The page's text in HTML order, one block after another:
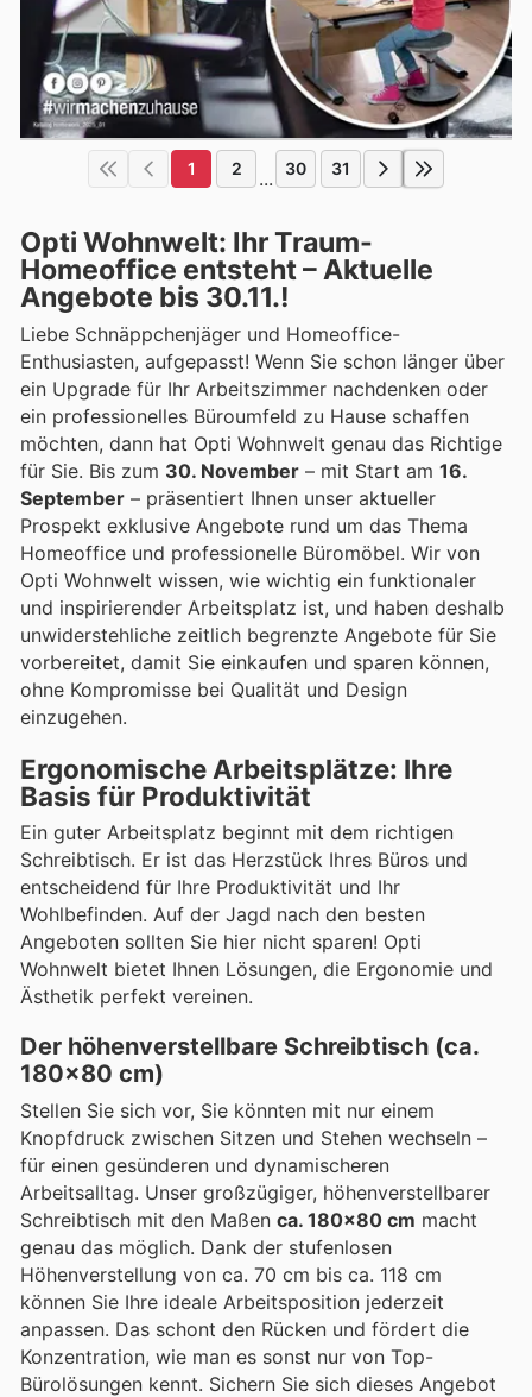
1 2 ... 30 31
Opti Wohnwelt: Ihr Traum-
Homeoffice entsteht – Aktuelle
Angebote bis 30.11.!
Liebe Schnäppchenjäger und Homeoffice-
Enthusiasten, aufgepasst! Wenn Sie schon länger über
ein Upgrade für Ihr Arbeitszimmer nachdenken oder
ein professionelles Büroumfeld zu Hause schaffen
möchten, dann hat Opti Wohnwelt genau das Richtige
für Sie. Bis zum 30. November – mit Start am 16.
September – präsentiert Ihnen unser aktueller
Prospekt exklusive Angebote rund um das Thema
Homeoffice und professionelle Büromöbel. Wir von
Opti Wohnwelt wissen, wie wichtig ein funktionaler
und inspirierender Arbeitsplatz ist, und haben deshalb
unwiderstehliche zeitlich begrenzte Angebote für Sie
vorbereitet, damit Sie einkaufen und sparen können,
ohne Kompromisse bei Qualität und Design
einzugehen.
Ergonomische Arbeitsplätze: Ihre
Basis für Produktivität
Ein guter Arbeitsplatz beginnt mit dem richtigen
Schreibtisch. Er ist das Herzstück Ihres Büros und
entscheidend für Ihre Produktivität und Ihr
Wohlbefinden. Auf der Jagd nach den besten
Angeboten sollten Sie hier nicht sparen! Opti
Wohnwelt bietet Ihnen Lösungen, die Ergonomie und
Ästhetik perfekt vereinen.
Der höhenverstellbare Schreibtisch (ca.
180x80 cm)
Stellen Sie sich vor, Sie könnten mit nur einem
Knopfdruck zwischen Sitzen und Stehen wechseln –
für einen gesünderen und dynamischeren
Arbeitsalltag. Unser großzügiger, höhenverstellbarer
Schreibtisch mit den Maßen ca. 180x80 cm macht
genau das möglich. Dank der stufenlosen
Höhenverstellung von ca. 70 cm bis ca. 118 cm
können Sie Ihre ideale Arbeitsposition jederzeit
anpassen. Das schont den Rücken und fördert die
Konzentration, wie man es sonst nur von Top-
Bürolösungen kennt. Sichern Sie sich dieses Angebot